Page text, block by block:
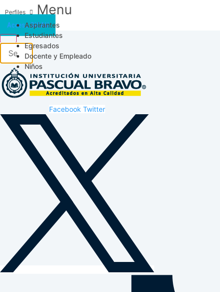
Menu
Aspirantes
Estudiantes
Egresados
Docente y Empleado
Niños
Acceso SICAU
Facebook Twitter